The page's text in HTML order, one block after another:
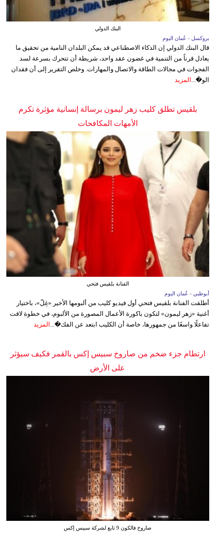
البنك الدولي
بروكسل - عُمان اليوم
قال البنك الدولي إن الذكاء الاصطناعي قد يمكن البلدان النامية من تحقيق ما
يعادل قرناً من التنمية في غضون عقد واحد، شريطة أن تتحرك بسرعة لسد
الفجوات في مجالات الطاقة والاتصال والمهارات. وخلص التقرير إلى أن فقدان
الو�...
المزيد
بلقيس تطلق كليب زهر ليمون برسالة إنسانية مؤثرة تكرم
الأمهات المكافحات
الفنانة بلقيس فتحي
أبوظبي - عُمان اليوم
أطلقت الفنانة بلقيس فتحي أول فيديو كليب من ألبومها الأخير «غِلّ»، باختيار
أغنية «زهر ليمون» لتكون باكورة الأعمال المصورة من الألبوم، في خطوة لاقت
تفاعلًا واسعًا من جمهورها، خاصة أن الكليب ابتعد عن الفك�... المزيد
ارتطام جزء ضخم من صاروخ سبيس إكس بالقمر فكيف سيؤثر
على الأرض
صاروخ فالكون 9 تابع لشركة سبيس إكس